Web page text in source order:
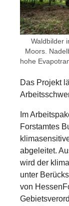
Waldbilder
Moors.
hohe
Das Projekt
Im
Forstamtes
abgeleitet.
wird der
unter
von